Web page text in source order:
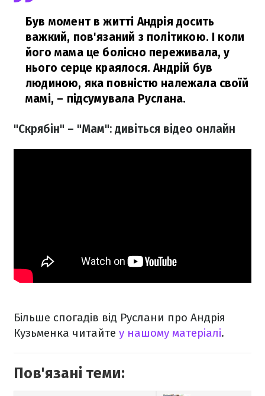
Був момент в житті Андрія досить
важкий, пов'язаний з політикою. І коли
його мама це болісно переживала, у
нього серце краялося. Андрій був
людиною, яка повністю належала своїй
мамі, – підсумувала Руслана.
"Скрябін" – "Мам": дивіться відео онлайн
Більше спогадів від Руслани про Андрія
Кузьменка читайте у нашому матеріалі.
Пов'язані теми: